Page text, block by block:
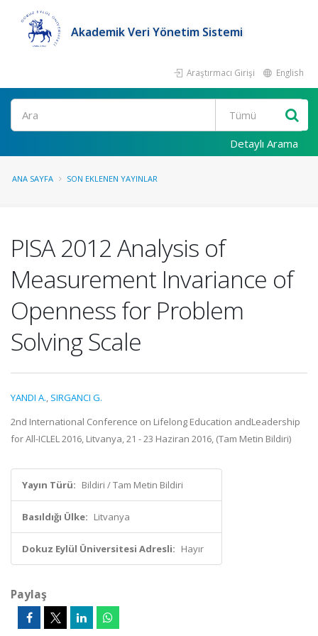
Akademik Veri Yönetim Sistemi
Araştırmacı Girişi English
Ara
Detaylı Arama
ANA SAYFA SON EKLENEN YAYINLAR
PISA 2012 Analysis of
Measurement Invariance of
Openness for Problem
Solving Scale
YANDI A., SIRGANCI G.
2nd International Conference on Lifelong Education andLeadership
for All-ICLEL 2016, Litvanya, 21 - 23 Haziran 2016, (Tam Metin Bildiri)
Yayın Türü: Bildiri / Tam Metin Bildiri
Basıldığı Ülke: Litvanya
Dokuz Eylül Üniversitesi Adresli: Hayır
Paylaş